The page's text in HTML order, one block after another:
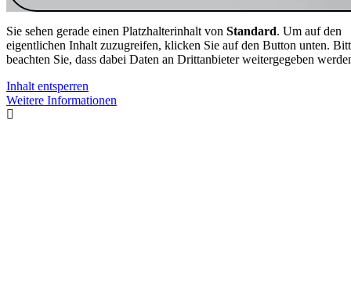
Sie sehen gerade einen Platzhalterinhalt von Standard. Um auf den
eigentlichen Inhalt zuzugreifen, klicken Sie auf den Button unten.
beachten Sie, dass dabei Daten an Drittanbieter weitergegeben
Inhalt entsperren
Weitere Informationen